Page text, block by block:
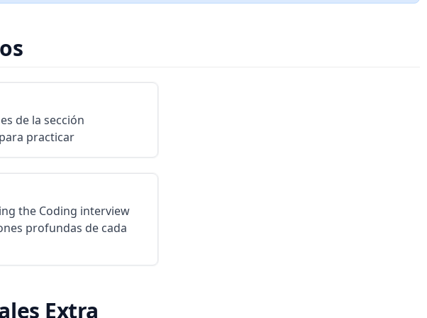
de la sección
practicar
the Coding interview
profundas de cada
Extra